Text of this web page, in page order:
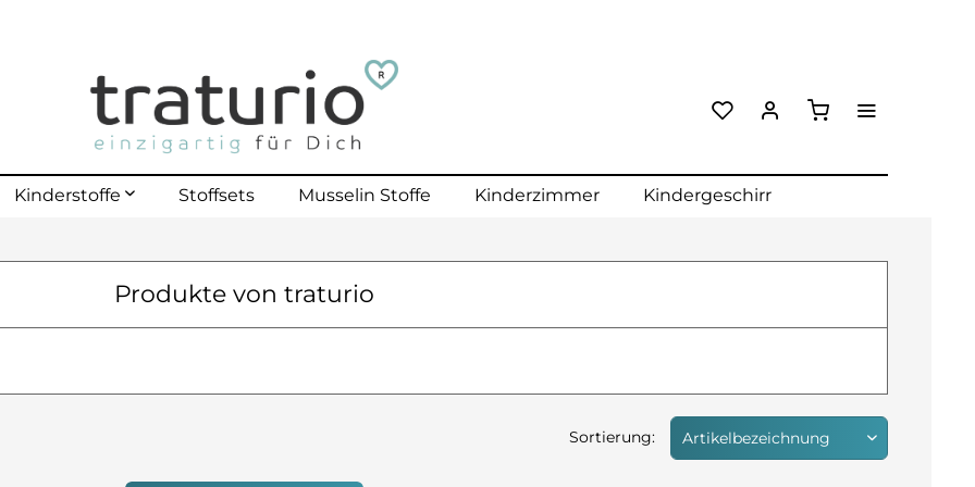
Kinderstoffe Stoffsets Musselin Stoffe Kinderzimmer Kindergeschirr
bis 40 Kg
Kinderstoffe mehr erfahren
Produkte von traturio
Sortierung: